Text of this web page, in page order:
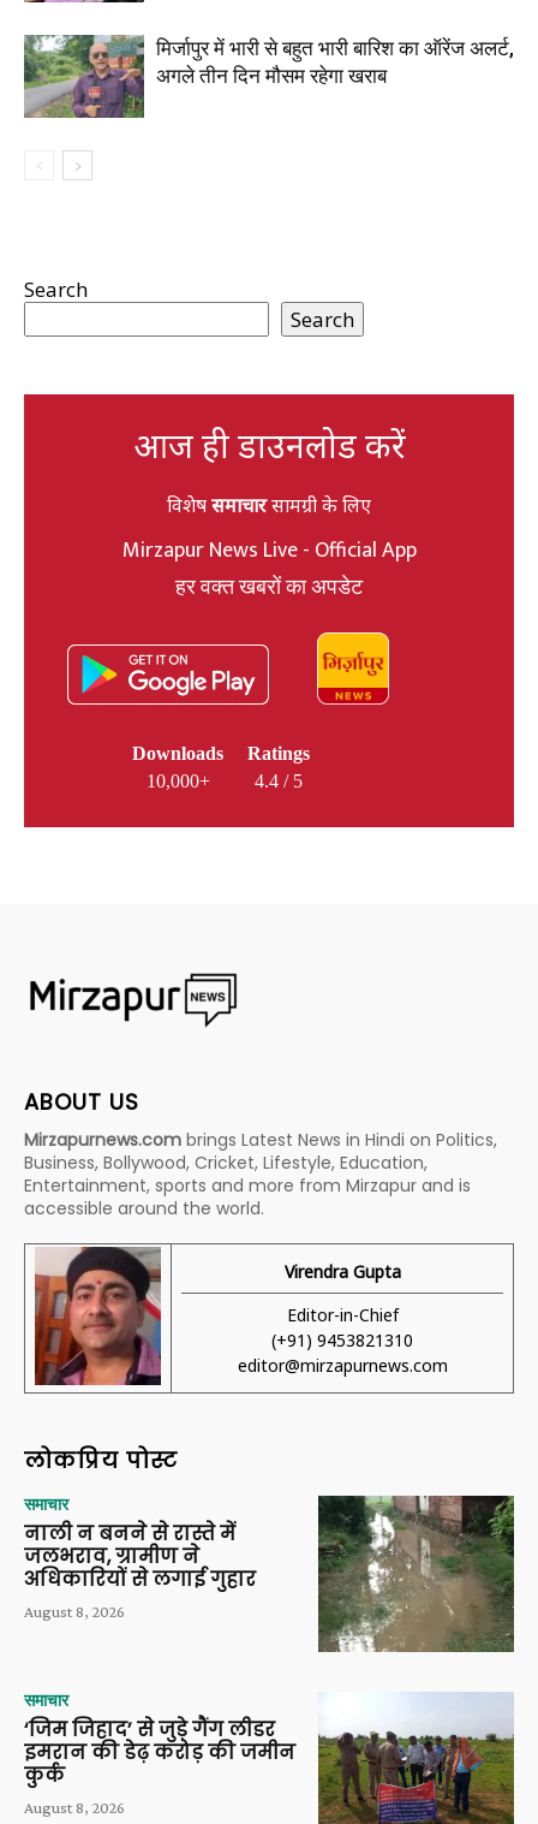
मिर्जापुर में भारी से बहुत भारी बारिश का ऑरेंज अलर्ट,
अगले तीन दिन मौसम रहेगा खराब
Search
Search
आज ही डाउनलोड करें
विशेषसमाचारसामग्री के लिए
Mirzapur News Live - Official App
हर वक्त खबरों का अपडेट
Downloads
10,000+
Ratings
4.4 / 5
ABOUT US
Mirzapurnews.com brings Latest News in Hindi on Politics,
Business, Bollywood, Cricket, Lifestyle, Education,
Entertainment, sports and more from Mirzapur and is
accessible around the world.
Virendra Gupta
Editor-in-Chief
(+91) 9453821310
editor@mirzapurnews.com
लोकप्रिय पोस्ट
समाचार
नाली न बनने से रास्ते में
जलभराव, ग्रामीण ने
अधिकारियों से लगाई गुहार
August 8, 2026
समाचार
‘जिम जिहाद’ से जुड़े गैंग लीडर
इमरान की डेढ़ करोड़ की जमीन
कुर्क
August 8, 2026